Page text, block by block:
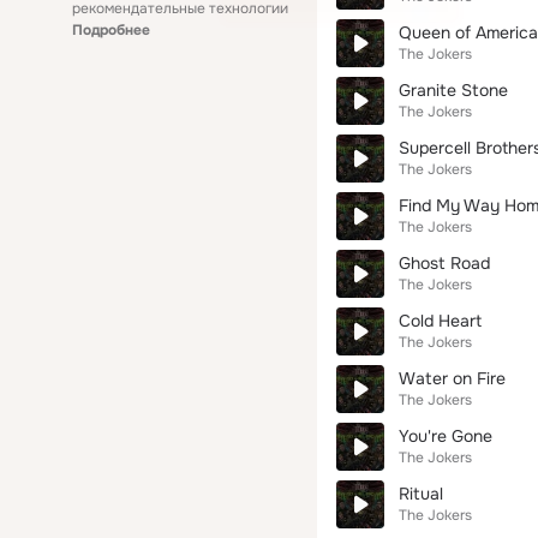
рекомендательные технологии
Подробнее
Queen of America
The Jokers
Granite Stone
The Jokers
Supercell
The Jokers
Find My Way
The Jokers
Ghost Road
The Jokers
Cold Heart
The Jokers
Water on Fire
The Jokers
You're Gone
The Jokers
Ritual
The Jokers